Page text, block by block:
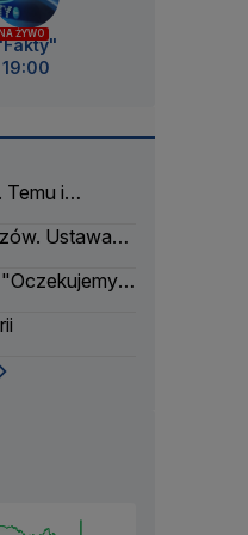
NA ŻYWO
19:00
Temu i
Ustawa